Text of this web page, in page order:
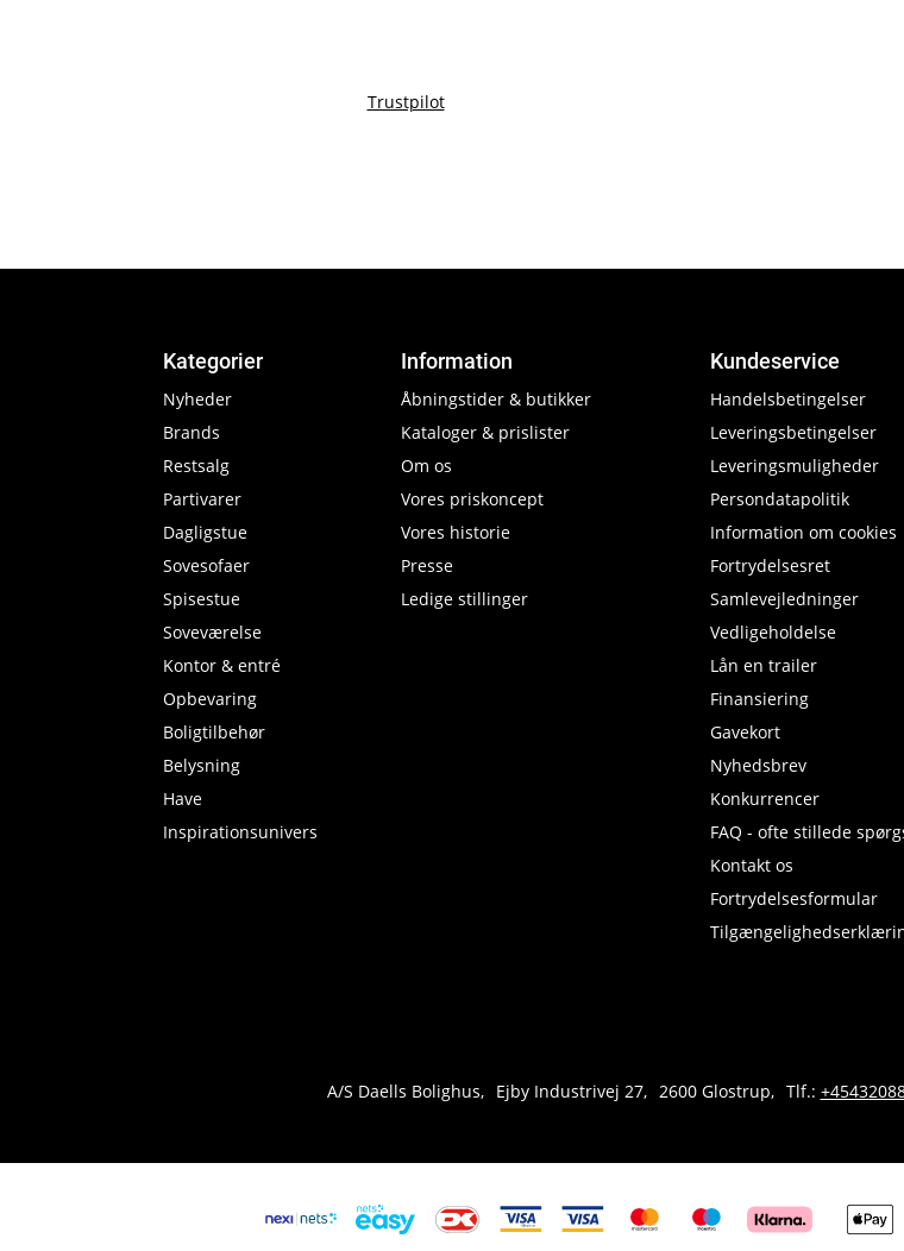
Trustpilot
Kategorier
Nyheder
Brands
Restsalg
Partivarer
Dagligstue
Sovesofaer
Spisestue
Soveværelse
Kontor & entré
Opbevaring
Boligtilbehør
Belysning
Have
Inspirationsunivers
Information
Åbningstider & butikker
Kataloger & prislister
Om os
Vores priskoncept
Vores historie
Presse
Ledige stillinger
Kundeservice
Handelsbetingelser
Leveringsbetingelser
Leveringsmuligheder
Persondatapolitik
Information om cookies
Fortrydelsesret
Samlevejledninger
Vedligeholdelse
Lån en trailer
Finansiering
Gavekort
Nyhedsbrev
Konkurrencer
FAQ - ofte stillede
Kontakt os
Fortrydelsesformular
A/S Daells Bolighus Ejby Industrivej 27 2600 Glostrup Tlf.: